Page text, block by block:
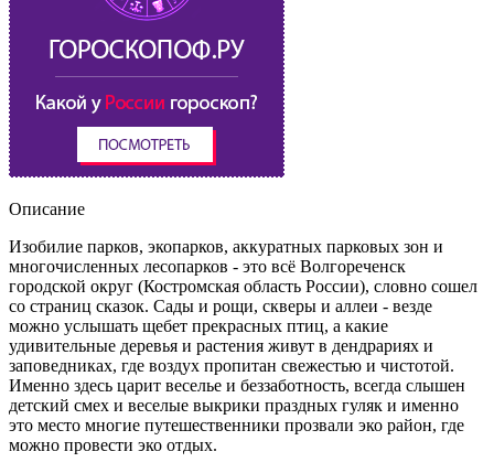
Описание
Изобилие парков, экопарков, аккуратных парковых зон и
многочисленных лесопарков - это всё Волгореченск
городской округ (Костромская область России), словно сошел
со страниц сказок. Сады и рощи, скверы и аллеи - везде
можно услышать щебет прекрасных птиц, а какие
удивительные деревья и растения живут в дендрариях и
заповедниках, где воздух пропитан свежестью и чистотой.
Именно здесь царит веселье и беззаботность, всегда слышен
детский смех и веселые выкрики праздных гуляк и именно
это место многие путешественники прозвали эко район, где
можно провести эко отдых.